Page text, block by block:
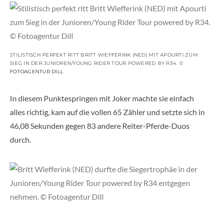
STILISTISCH PERFEKT RITT BRITT WIEFFERINK (NED) MIT APOURTI ZUM
SIEG IN DER JUNIOREN/YOUNG RIDER TOUR POWERED BY R34. ©
FOTOAGENTUR DILL
In diesem Punktespringen mit Joker machte sie einfach
alles richtig, kam auf die vollen 65 Zähler und setzte sich in
46,08 Sekunden gegen 83 andere Reiter-Pferde-Duos
durch.